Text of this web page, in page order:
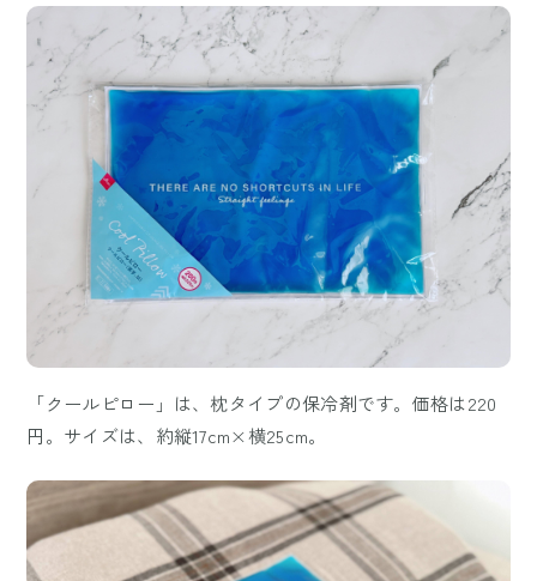
「クールピロー」は、枕タイプの保冷剤です。価格は220
円。サイズは、約縦17cm×横25cm。